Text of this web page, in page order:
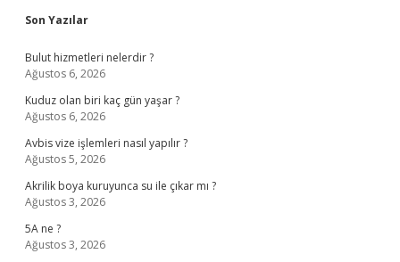
Sidebar
Son Yazılar
Bulut hizmetleri nelerdir ?
Ağustos 6, 2026
Kuduz olan biri kaç gün yaşar ?
Ağustos 6, 2026
Avbis vize işlemleri nasıl yapılır ?
Ağustos 5, 2026
Akrilik boya kuruyunca su ile çıkar mı ?
Ağustos 3, 2026
5A ne ?
Ağustos 3, 2026